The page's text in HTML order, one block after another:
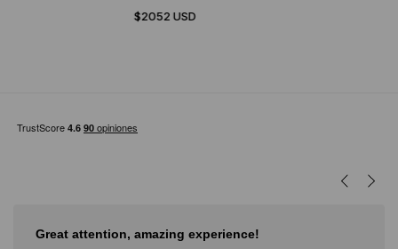
$2052 USD
Great attention, amazing experience!